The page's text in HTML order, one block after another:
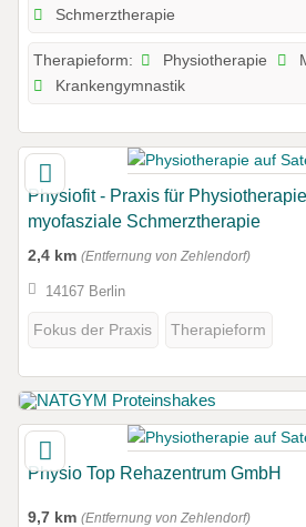
Schmerztherapie
Therapieform: Physiotherapie
Krankengymnastik
Physiofit - Praxis für
myofasziale Schmerztherapie
2,4 km (Entfernung von Zehlendorf)
14167 Berlin
Fokus der Praxis Therapieform
Physio Top Rehazentrum GmbH
9,7 km (Entfernung von Zehlendorf)